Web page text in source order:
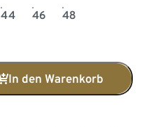
44 46 48
In den Warenkorb